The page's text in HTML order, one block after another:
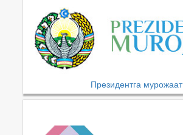
Президентга мурожаат